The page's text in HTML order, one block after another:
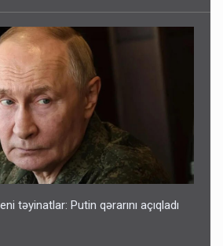
təyinatlar: Putin qərarını açıqladı